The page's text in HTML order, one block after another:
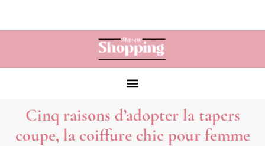
Cinq raisons d’adopter la tapers
coupe, la coiffure chic pour femme